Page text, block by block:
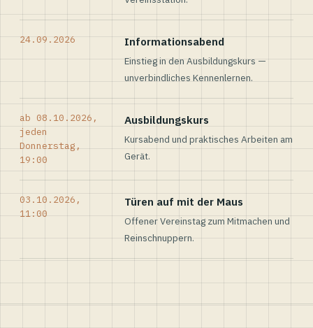
24.09.2026 Informationsabend
Einstieg in den Ausbildungskurs —
unverbindliches Kennenlernen.
ab 08.10.2026,
jeden
Donnerstag,
19:00
Ausbildungskurs
Kursabend und praktisches Arbeiten am
Gerät.
03.10.2026,
11:00
Türen auf mit der Maus
Offener Vereinstag zum Mitmachen und
Reinschnuppern.